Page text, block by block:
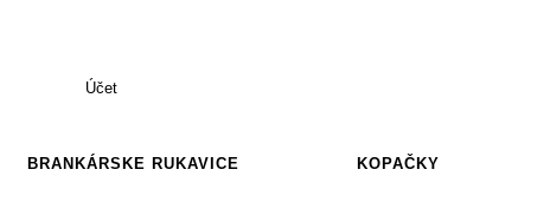
Účet
BRANKÁRSKE RUKAVICE KOPAČKY